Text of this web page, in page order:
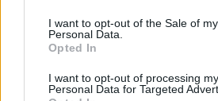
I want to opt-out of the Sale of my
Personal Data.
Opted In
I want to opt-out of processing my
Personal Data for Targeted
– šypsodamasi Karina
kaukės“ vedėjui Algiui
dainininkės, šis personažas